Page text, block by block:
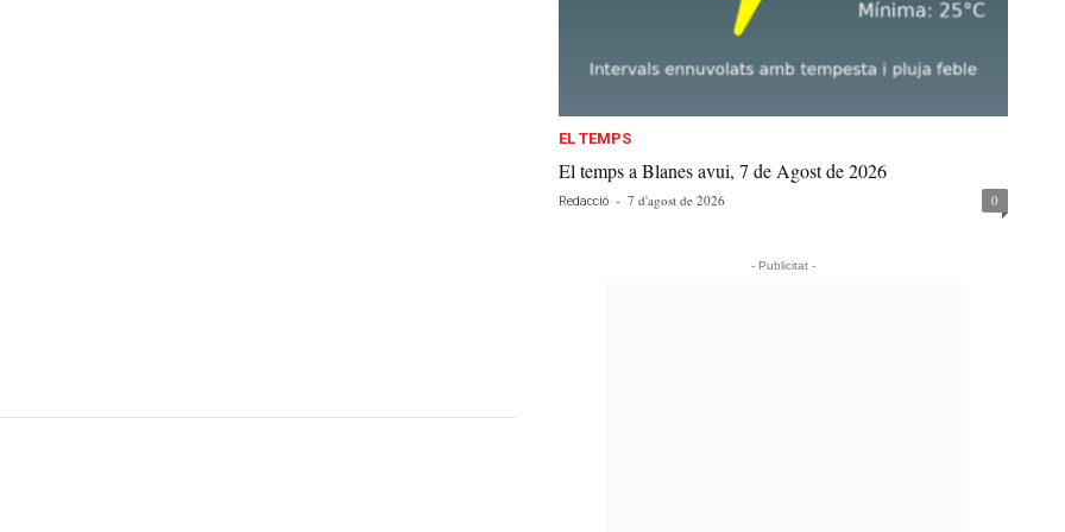
EL TEMPS
El temps a Blanes avui, 7 de Agost de 2026
Redacció - 7 d'agost de 2026 0
- Publicitat -